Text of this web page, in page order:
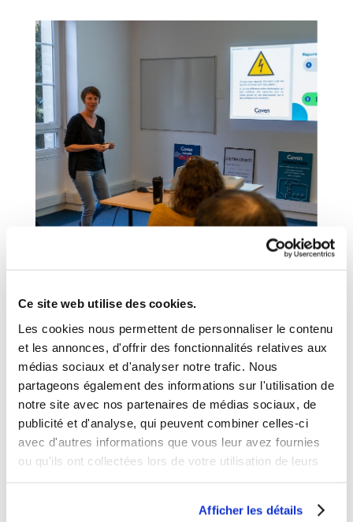
Ce site web utilise des cookies.
Les cookies nous permettent de personnaliser le contenu
et les annonces, d'offrir des fonctionnalités relatives aux
médias sociaux et d'analyser notre trafic. Nous
partageons également des informations sur l'utilisation de
notre site avec nos partenaires de médias sociaux, de
publicité et d'analyse, qui peuvent combiner celles-ci
avec d'autres informations que vous leur avez fournies
ou qu'ils ont collectées lors de votre utilisation de leurs
Afficher les détails
Les atoutsdes
formations
1.